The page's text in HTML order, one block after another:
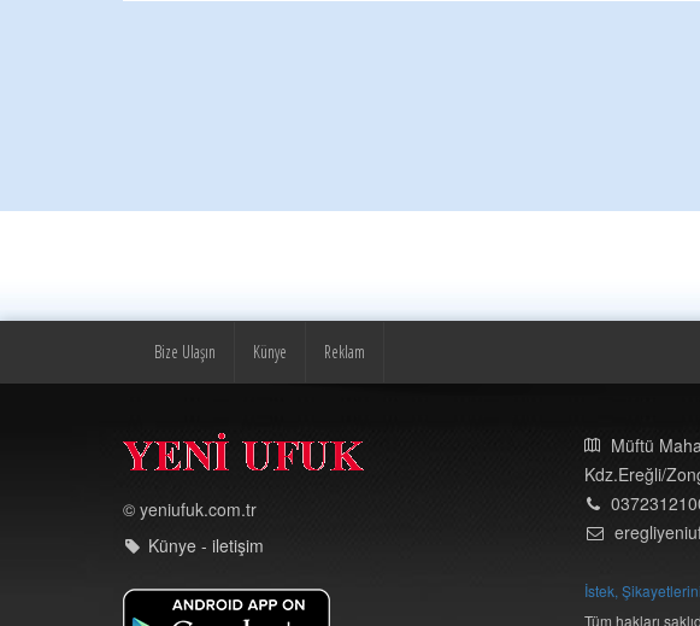
Bize Ulaşın Künye Reklam
© yeniufuk.com.tr
Künye - iletişim
Müftü
Kdz.Ereğli/
İstek,
Tüm hakları